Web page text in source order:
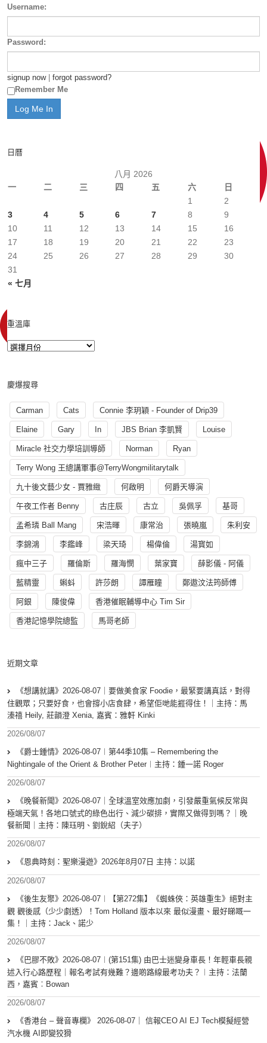
Username:
Password:
signup now| forgot password?
Remember Me
日曆
八月 2026
一
二 三 四 五 六 日
« 七月
1
2
3
4 5 6 7 8
9
10
11 12 13 14 15
16
17
18 19 20 21 22
23
24
25 26 27 28 29
30
31
重溫庫
慶爆搜尋
Carman Cats Connie 李玥穎 - Founder of Drip39
Elaine Gary In JBS Brian 李凱賢 Louise
Miracle 社交力學培訓導師 Norman Ryan
Terry Wong 王總講軍事@TerryWongmilitarytalk
九十後文藝少女 - 賈雅緻 何啟明 何爵天導演
午夜工作者 Benny 古庄辰 古立 吳佩孚 基哥
孟希璘 Ball Mang 宋浩暉 康常治 張曉嵐 朱利安
李錦鴻 李鑑峰 梁天琦 楊偉倫 湯寳如
瘋中三子 羅倫斯 羅海憫 葉家寶 薛影儀 - 阿儀
藍精靈 蝌蚪 許莎朗 譚雁瞳 鄭遨汶法筠師傅
阿銀 陳俊偉 香港催眠輔導中心 Tim Sir
香港記憶學院總監 馬哥老師
近期文章
《想講就講》2026-08-07｜要做美食家 Foodie，最緊要講真話，對得
住觀眾；只要好食，也會撐小店食肆，希望佢哋能捱得住！｜主持：馬
溱禧 Heily, 莊韻澄 Xenia, 嘉賓：雅軒 Kinki
2026/08/07
《爵士鍾情》2026-08-07︱第44季10集 – Remembering the
Nightingale of the Orient & Brother Peter︱主持：鍾一諾 Roger
2026/08/07
《晚餐新聞》2026-08-07｜全球溫室效應加劇，引發嚴重氣候反常與
極端天氣！各地口號式的綠色出行、減少碳排，實際又做得到嗎？｜晚
餐新聞｜主持：陳珏明、劉銳紹（夫子）
2026/08/07
《恩典時刻：聖樂漫遊》2026年8月07日 主持：以諾
2026/08/07
《後生友聚》2026-08-07︱【第272集】《蜘蛛俠：英雄重生》絕對主
觀 觀後感（少少劇透）！Tom Holland 版本以來 最似漫畫、最好睇嘅一
集！｜主持：Jack、諾少
2026/08/07
《巴膠不敗》2026-08-07︱(第151集) 由巴士迷變身車長！年輕車長親
述入行心路歷程｜報名考試有幾難？邊啲路線最考功夫？︱主持：法蘭
西，嘉賓︰Bowan
2026/08/07
《香港台 – 聲音專欄》 2026-08-07｜ 信報CEO AI EJ Tech模擬經營
汽水機 AI即變狡猾